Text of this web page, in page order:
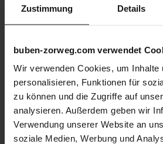
Zustimmung Details
buben-zorweg.com verwendet
Wir verwenden Cookies, um Inhalte
personalisieren, Funktionen für
zu können und die Zugriffe auf
analysieren. Außerdem geben wir
Verwendung unserer Website an
soziale Medien, Werbung und